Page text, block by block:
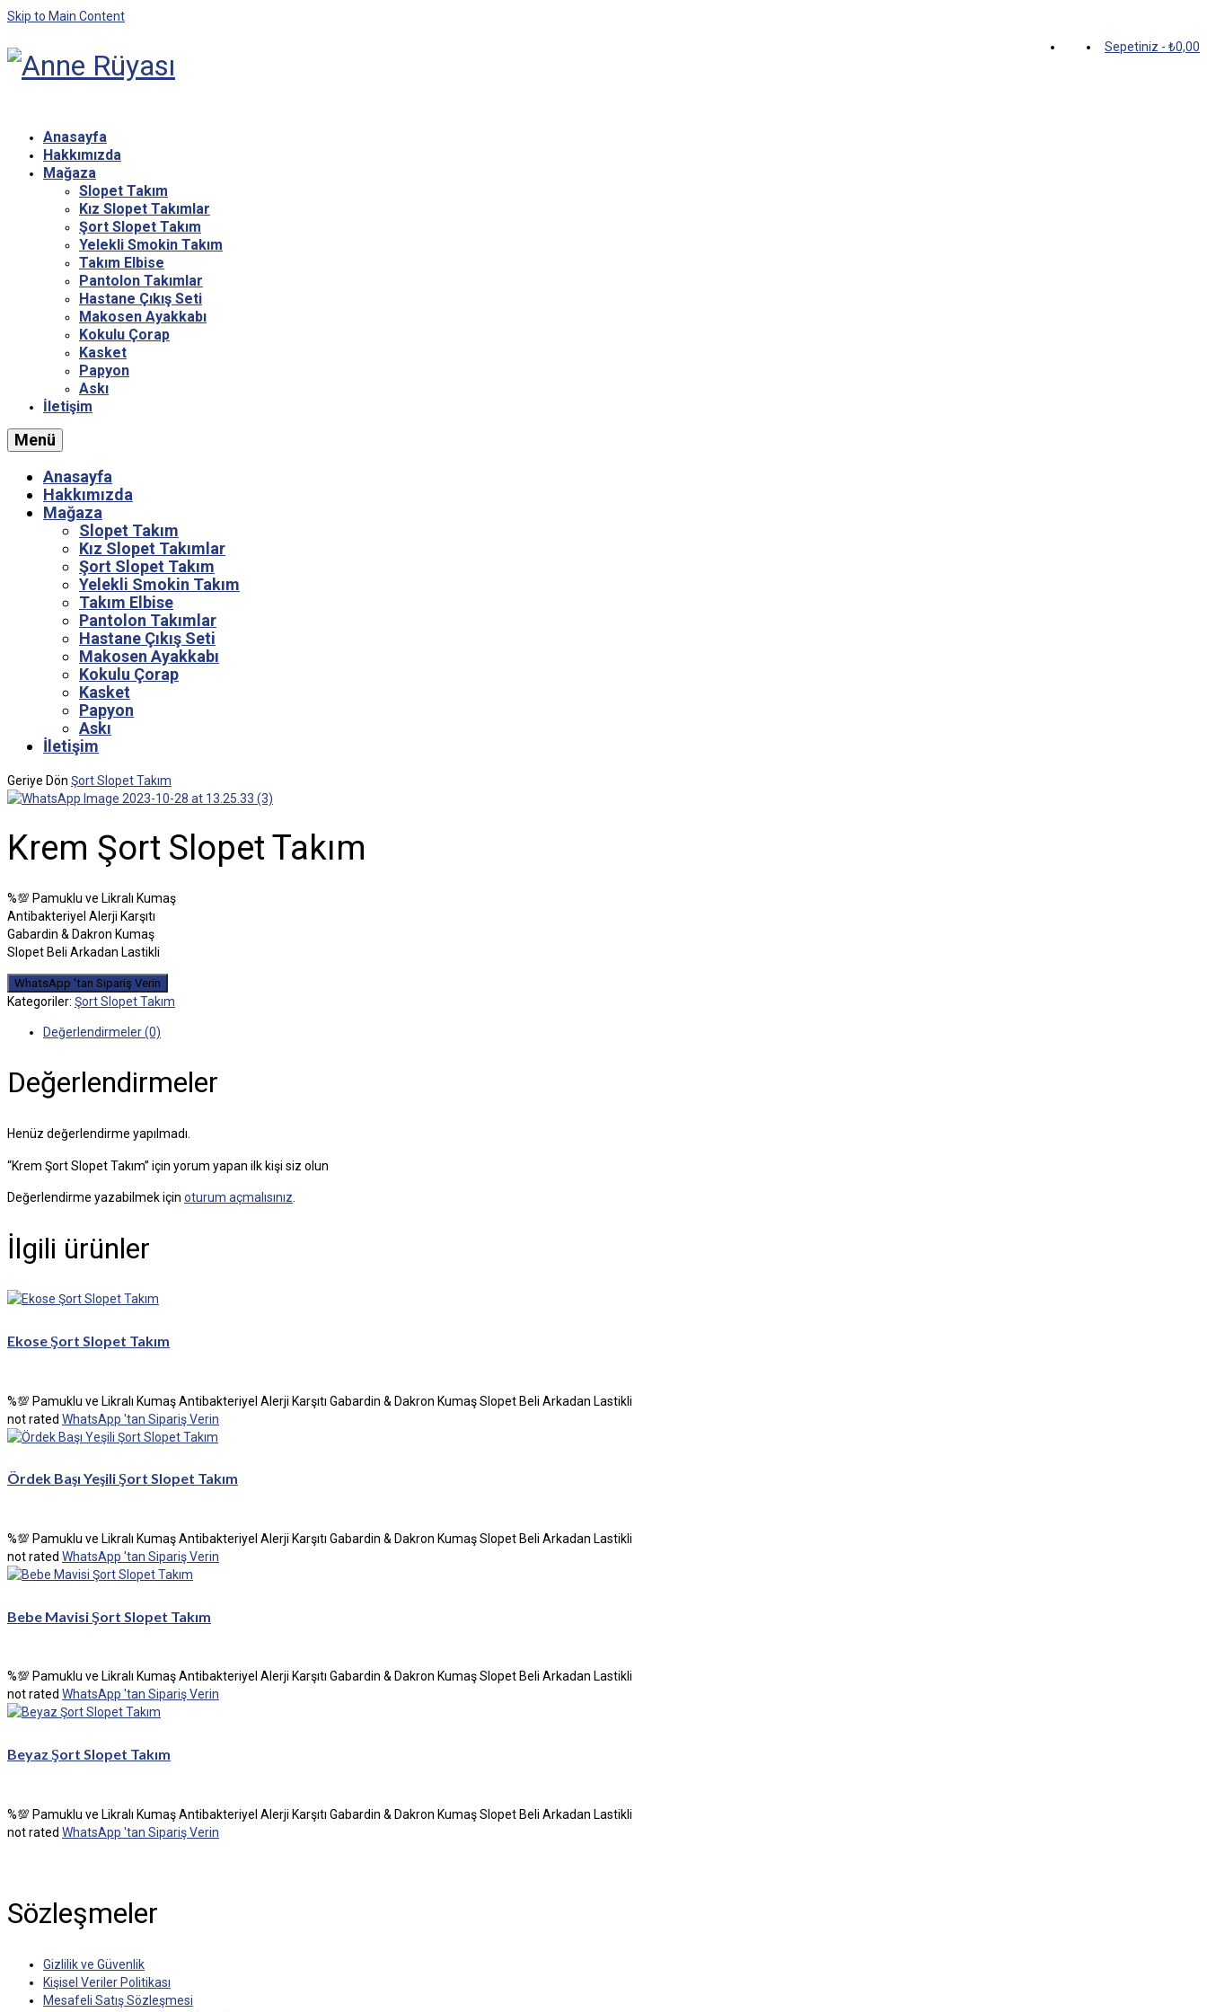
Skip to Main Content
Sepetiniz - ₺0,00
Anasayfa
Hakkımızda
Mağaza
Slopet Takım
Kız Slopet Takımlar
Şort Slopet Takım
Yelekli Smokin Takım
Takım Elbise
Pantolon Takımlar
Hastane Çıkış Seti
Makosen Ayakkabı
Kokulu Çorap
Kasket
Papyon
Askı
İletişim
Menü
Anasayfa
Hakkımızda
Mağaza
Slopet Takım
Kız Slopet Takımlar
Şort Slopet Takım
Yelekli Smokin Takım
Takım Elbise
Pantolon Takımlar
Hastane Çıkış Seti
Makosen Ayakkabı
Kokulu Çorap
Kasket
Papyon
Askı
İletişim
Geriye Dön Şort Slopet Takım
Krem Şort Slopet Takım
%💯 Pamuklu ve Likralı Kumaş
Antibakteriyel Alerji Karşıtı
Gabardin & Dakron Kumaş
Slopet Beli Arkadan Lastikli
WhatsApp 'tan Sipariş Verin
Kategoriler: Şort Slopet Takım
Değerlendirmeler (0)
Değerlendirmeler
Henüz değerlendirme yapılmadı.
“Krem Şort Slopet Takım” için yorum yapan ilk kişi siz olun
Değerlendirme yazabilmek için oturum açmalısınız
İlgili ürünler
Ekose Şort Slopet Takım
%💯 Pamuklu ve Likralı Kumaş Antibakteriyel Alerji Karşıtı Gabardin & Dakron Kumaş Slopet Beli Arkadan Lastikli
not rated WhatsApp 'tan Sipariş Verin
Ördek Başı Yeşili Şort Slopet Takım
%💯 Pamuklu ve Likralı Kumaş Antibakteriyel Alerji Karşıtı Gabardin & Dakron Kumaş Slopet Beli Arkadan Lastikli
not rated WhatsApp 'tan Sipariş Verin
Bebe Mavisi Şort Slopet Takım
%💯 Pamuklu ve Likralı Kumaş Antibakteriyel Alerji Karşıtı Gabardin & Dakron Kumaş Slopet Beli Arkadan Lastikli
not rated WhatsApp 'tan Sipariş Verin
Beyaz Şort Slopet Takım
%💯 Pamuklu ve Likralı Kumaş Antibakteriyel Alerji Karşıtı Gabardin & Dakron Kumaş Slopet Beli Arkadan Lastikli
not rated WhatsApp 'tan Sipariş Verin
Sözleşmeler
Gizlilik ve Güvenlik
Kişisel Veriler Politikası
Mesafeli Satış Sözleşmesi